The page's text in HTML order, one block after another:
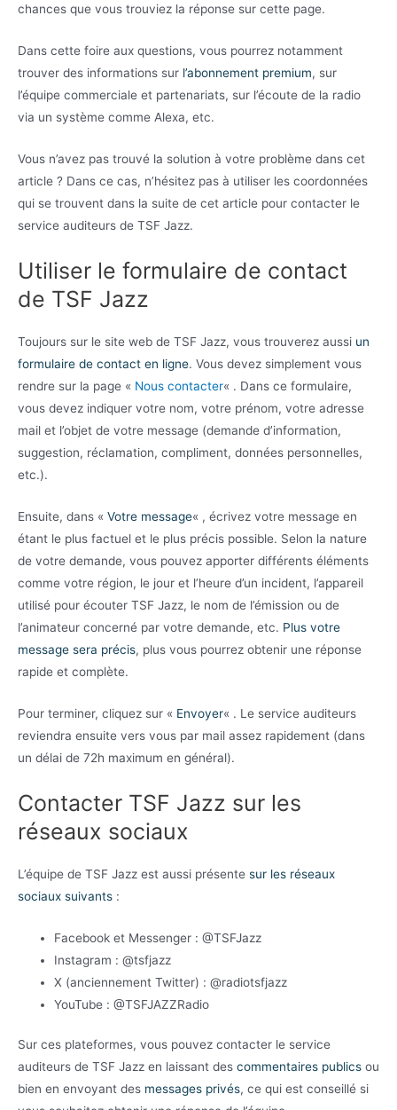
chances que vous trouviez la réponse sur cette page.
Dans cette foire aux questions, vous pourrez notamment
trouver des informations sur l’abonnement premium, sur
l’équipe commerciale et partenariats, sur l’écoute de la radio
via un système comme Alexa, etc.
Vous n’avez pas trouvé la solution à votre problème dans cet
article ? Dans ce cas, n’hésitez pas à utiliser les coordonnées
qui se trouvent dans la suite de cet article pour contacter le
service auditeurs de TSF Jazz.
Utiliser le formulaire de contact
de TSF Jazz
Toujours sur le site web de TSF Jazz, vous trouverez aussi un
formulaire de contact en ligne. Vous devez simplement vous
rendre sur la page « Nous contacter« . Dans ce formulaire,
vous devez indiquer votre nom, votre prénom, votre adresse
mail et l’objet de votre message (demande d’information,
suggestion, réclamation, compliment, données personnelles,
etc.).
Ensuite, dans « Votre message« , écrivez votre message en
étant le plus factuel et le plus précis possible. Selon la nature
de votre demande, vous pouvez apporter différents éléments
comme votre région, le jour et l’heure d’un incident, l’appareil
utilisé pour écouter TSF Jazz, le nom de l’émission ou de
l’animateur concerné par votre demande, etc. Plus votre
message sera précis, plus vous pourrez obtenir une réponse
rapide et complète.
Pour terminer, cliquez sur « Envoyer« . Le service auditeurs
reviendra ensuite vers vous par mail assez rapidement (dans
un délai de 72h maximum en général).
Contacter TSF Jazz sur les
réseaux sociaux
L’équipe de TSF Jazz est aussi présente sur les réseaux
sociaux suivants :
Facebook et Messenger : @TSFJazz
Instagram : @tsfjazz
X (anciennement Twitter) : @radiotsfjazz
YouTube : @TSFJAZZRadio
Sur ces plateformes, vous pouvez contacter le service
auditeurs de TSF Jazz en laissant des commentaires publics ou
bien en envoyant des messages privés, ce qui est conseillé si